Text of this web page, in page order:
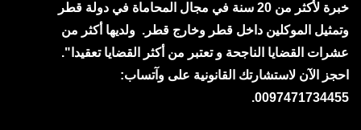
خبرة لأكثر من 20 سنة في مجال المحاماة في دولة قطر
وتمثيل الموكلين داخل قطر وخارج قطر. ولديها أكثر من
عشرات القضايا الناجحة و تعتبر من أكثر القضايا تعقيدا".
احجز الآن لاستشارتك القانونية على وآتساب:
0097471734455.